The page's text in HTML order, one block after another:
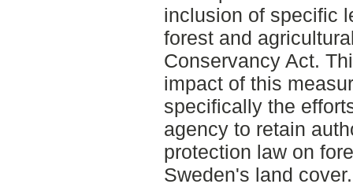
inclusion of specific
forest and
Conservancy Act.
impact of this
specifically the
agency to retain
protection law on
Sweden's land cover.